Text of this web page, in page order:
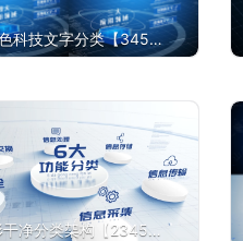
科技文字分类【345
净分类架构【2345